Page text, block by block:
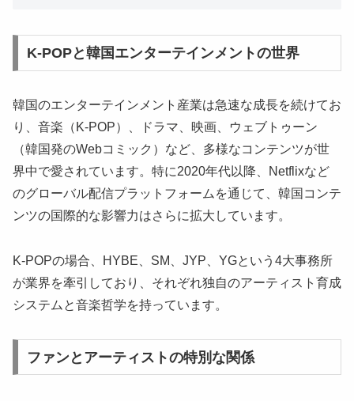
K-POPと韓国エンターテインメントの世界
韓国のエンターテインメント産業は急速な成長を続けてお
り、音楽（K-POP）、ドラマ、映画、ウェブトゥーン
（韓国発のWebコミック）など、多様なコンテンツが世
界中で愛されています。特に2020年代以降、Netflixなど
のグローバル配信プラットフォームを通じて、韓国コンテ
ンツの国際的な影響力はさらに拡大しています。
K-POPの場合、HYBE、SM、JYP、YGという4大事務所
が業界を牽引しており、それぞれ独自のアーティスト育成
システムと音楽哲学を持っています。
ファンとアーティストの特別な関係